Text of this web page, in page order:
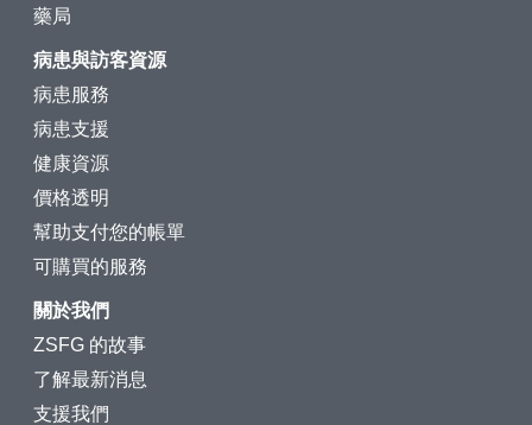
藥局
病患與訪客資源
病患服務
病患支援
健康資源
價格透明
幫助支付您的帳單
可購買的服務
關於我們
ZSFG 的故事
了解最新消息
支援我們